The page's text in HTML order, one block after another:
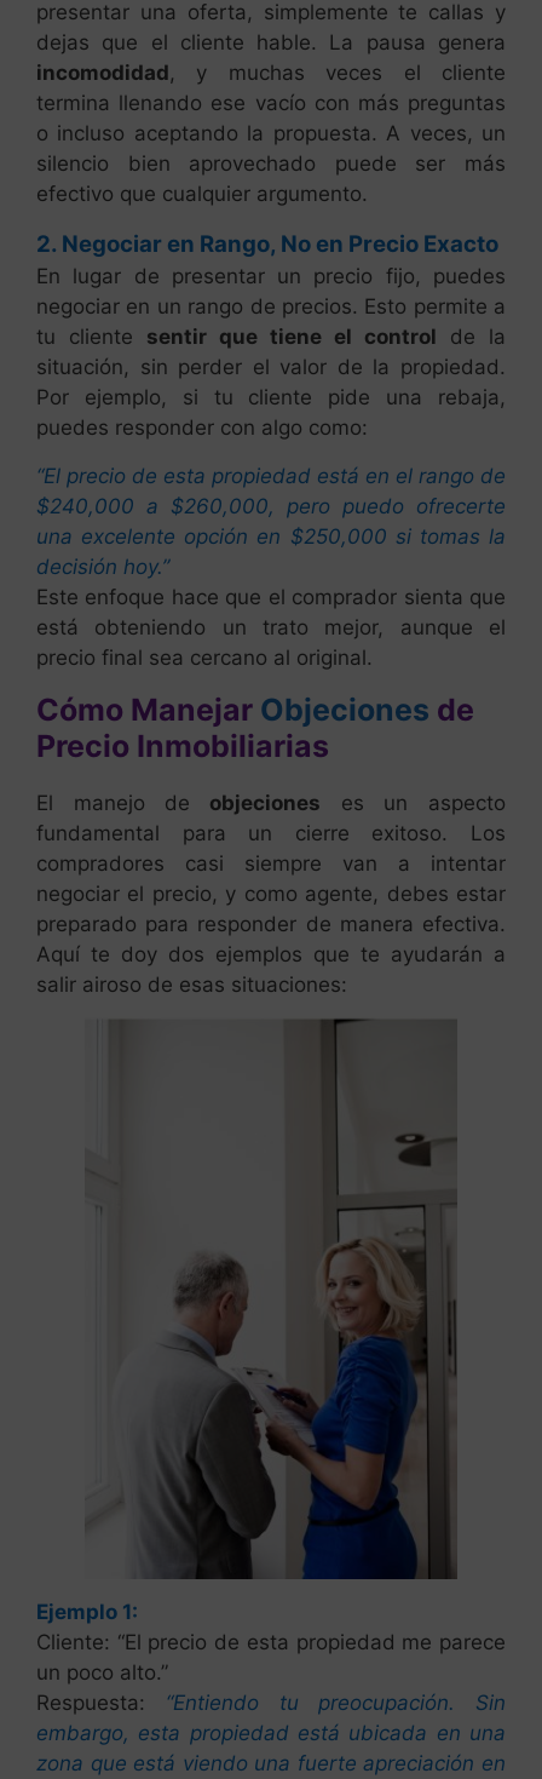
presentar una oferta, simplemente te callas y
dejas que el cliente hable. La pausa genera
incomodidad, y muchas veces el cliente
termina llenando ese vacío con más preguntas
o incluso aceptando la propuesta. A veces, un
silencio bien aprovechado puede ser más
efectivo que cualquier argumento.
2. Negociar en Rango, No en Precio Exacto
En lugar de presentar un precio fijo, puedes
negociar en un rango de precios. Esto permite a
tu cliente sentir que tiene el control de la
situación, sin perder el valor de la propiedad.
Por ejemplo, si tu cliente pide una rebaja,
puedes responder con algo como:
“El precio de esta propiedad está en el rango de
$240,000 a $260,000, pero puedo ofrecerte
una excelente opción en $250,000 si tomas la
decisión hoy.”
Este enfoque hace que el comprador sienta que
está obteniendo un trato mejor, aunque el
precio final sea cercano al original.
Cómo Manejar Objeciones de
Precio Inmobiliarias
El manejo de objeciones es un aspecto
fundamental para un cierre exitoso. Los
compradores casi siempre van a intentar
negociar el precio, y como agente, debes estar
preparado para responder de manera efectiva.
Aquí te doy dos ejemplos que te ayudarán a
salir airoso de esas situaciones:
Ejemplo 1:
Cliente: “El precio de esta propiedad me parece
un poco alto.”
Respuesta: “Entiendo tu preocupación. Sin
embargo, esta propiedad está ubicada en una
zona que está viendo una fuerte apreciación en